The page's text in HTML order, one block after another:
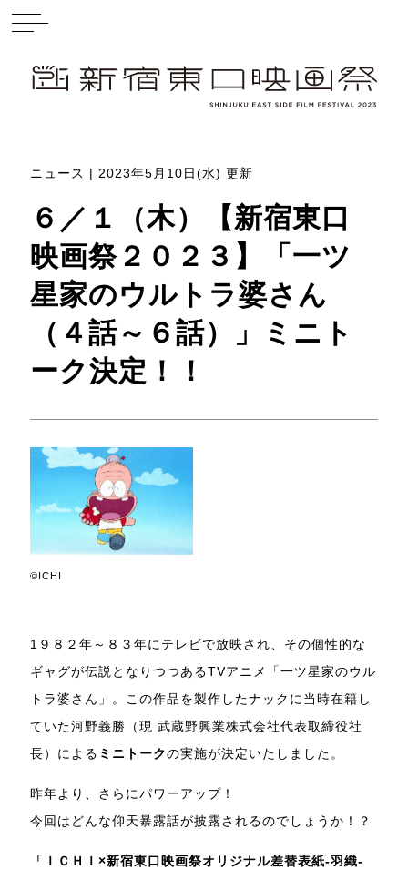
ニュース | 2023年5月10日(水) 更新
６／１（木）【新宿東口
映画祭２０２３】「一ツ
星家のウルトラ婆さん
（４話～６話）」ミニト
ーク決定！！
©ICHI
1９８２年～８３年にテレビで放映され、その個性的な
ギャグが伝説となりつつあるTVアニメ「一ツ星家のウル
トラ婆さん」。この作品を製作したナックに当時在籍し
ていた河野義勝（現 武蔵野興業株式会社代表取締役社
長）による ミニトークの実施が決定いたしました。
昨年より、さらにパワーアップ！
今回はどんな仰天暴露話が披露されるのでしょうか！？
「ＩＣＨＩ×新宿東口映画祭オリジナル差替表紙‐羽織‐